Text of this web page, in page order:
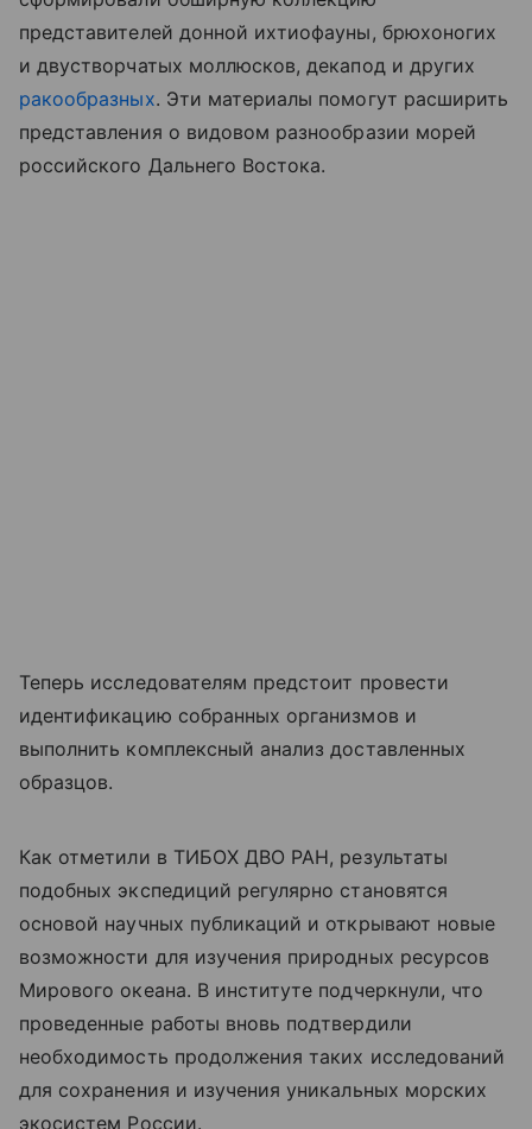
представителей донной ихтиофауны, брюхоногих
и двустворчатых моллюсков, декапод и других
ракообразных. Эти материалы помогут расширить
представления о видовом разнообразии морей
российского Дальнего Востока.
Теперь исследователям предстоит провести
идентификацию собранных организмов и
выполнить комплексный анализ доставленных
образцов.
Как отметили в ТИБОХ ДВО РАН, результаты
подобных экспедиций регулярно становятся
основой научных публикаций и открывают новые
возможности для изучения природных ресурсов
Мирового океана. В институте подчеркнули, что
проведенные работы вновь подтвердили
необходимость продолжения таких исследований
для сохранения и изучения уникальных морских
экосистем России.